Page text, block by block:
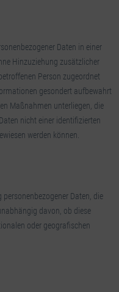
Daten in einer
Hinzuziehung zusätzlicher
Person zugeordnet
gesondert aufbewahrt
Maßnahmen unterliegen, die
nicht einer identifizierten
werden können.
personenbezogener Daten, die
davon, ob diese
oder geografischen